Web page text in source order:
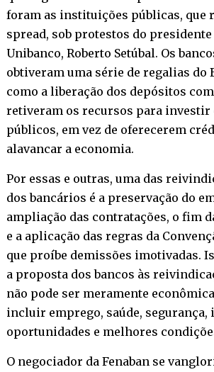
foram as instituições públicas, que
spread, sob protestos do presidente
Unibanco, Roberto Setúbal. Os
obtiveram uma série de regalias do
como a liberação dos depósitos
retiveram os recursos para investir
públicos, em vez de oferecerem
alavancar a economia.
Por essas e outras, uma das
dos bancários é a preservação do
ampliação das contratações, o fim
e a aplicação das regras da
que proíbe demissões imotivadas.
a proposta dos bancos às
não pode ser meramente
incluir emprego, saúde, segurança,
oportunidades e melhores
O negociador da Fenaban se